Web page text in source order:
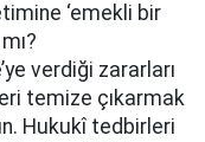
‘emekli bir
verdiği zararları
temize çıkarmak
Hukukî tedbirleri